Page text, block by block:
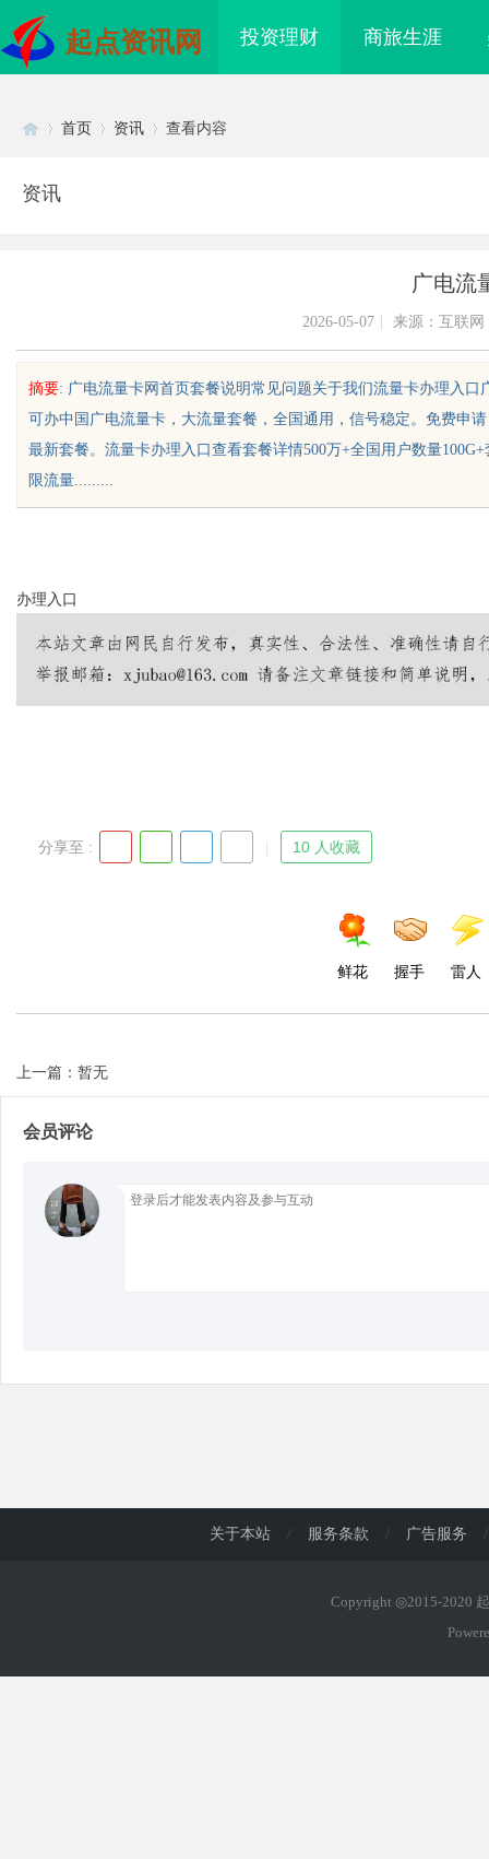
起点资讯网 投资理财 商旅生涯
sc
Bo
首页 资讯 查看内容
资讯
广电流
2026-05-07 来源：互联网
摘要: 广电流量卡网首页套餐说明常见问题关于我们流量卡办理入
可办中国广电流量卡，大流量套餐，全国通用，信号稳定。免费申
最新套餐。流量卡办理入口查看套餐详情500万+全国用户数量
限流量.........
办理 入口
分享至 : 10 人收藏
鲜花 握手 雷人
上一篇：暂无
会员评论
”为什么隔壁店铺没
关于本站 / 服务条款 / 广告服务 /
Copyright ◎2015-2020